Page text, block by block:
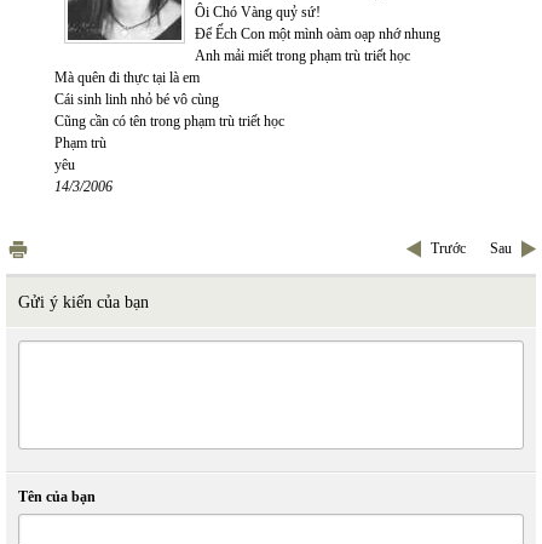
Ôi Chó Vàng quỷ sứ!
Để Ếch Con một mình oàm oạp nhớ nhung
Anh mải miết trong phạm trù triết học
Mà quên đi thực tại là em
Cái sinh linh nhỏ bé vô cùng
Cũng cần có tên trong phạm trù triết học
Phạm trù
yêu
14/3/2006
Trước Sau
Gửi ý kiến của bạn
Tên của bạn